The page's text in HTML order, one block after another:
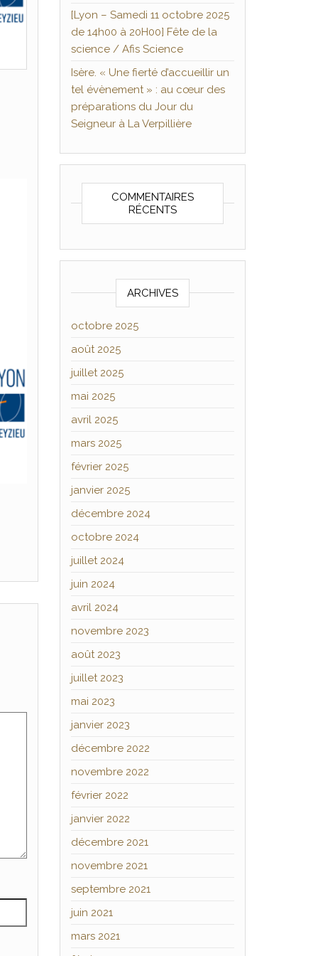
[Lyon – Samedi 11 octobre 2025
de 14h00 à 20H00] Fête de la
science / Afis Science
Isère. « Une fierté d’accueillir un
tel évènement » : au cœur des
préparations du Jour du
Seigneur à La Verpillière
COMMENTAIRES
RÉCENTS
ARCHIVES
octobre 2025
août 2025
juillet 2025
mai 2025
avril 2025
mars 2025
février 2025
janvier 2025
décembre 2024
octobre 2024
juillet 2024
juin 2024
avril 2024
novembre 2023
août 2023
juillet 2023
mai 2023
janvier 2023
décembre 2022
novembre 2022
février 2022
janvier 2022
décembre 2021
novembre 2021
septembre 2021
juin 2021
mars 2021